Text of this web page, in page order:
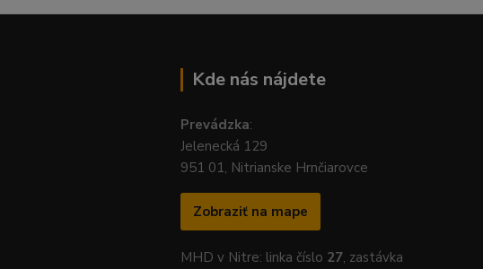
Kde nás nájdete
Prevádzka:
Jelenecká 129
951 01, Nitrianske Hrnčiarovce
Zobraziť na mape
MHD v Nitre: linka číslo 27, zastávka